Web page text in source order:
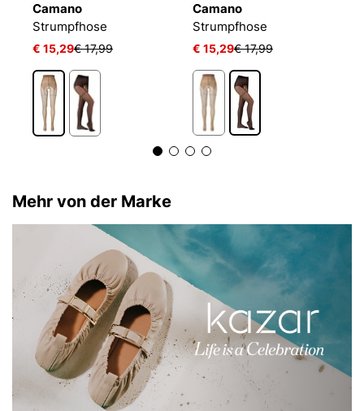
Camano
Strumpfhose
€ 15,29€ 17,99
Camano
Strumpfhose
€ 15,29€ 17,99
Mehr von der Marke